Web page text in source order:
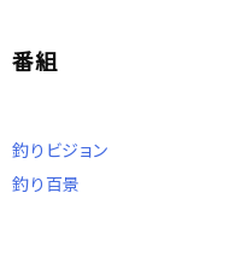
番組
釣りビジョン
釣り百景